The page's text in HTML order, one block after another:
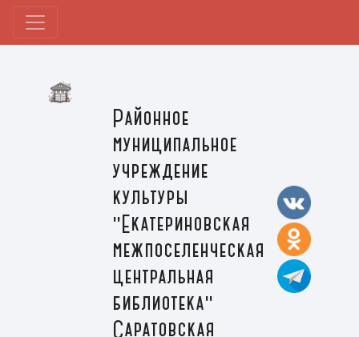
Районное
муниципальное
учреждение
культуры
"Екатериновская
межпоселенческая
центральная
библиотека"
Саратовская